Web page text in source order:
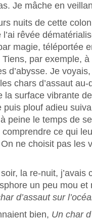
Je mâche en
nuits de cette
rêvée
magie, téléportée
par exemple,
d’abysse. Je
chars d’assaut
surface vibrante
plouf adieu
peine le temps de
comprendre ce qui
ne choisit pas les
la re-nuit, j’avais
un peu mou et
d’assaut sur
bien, Un char